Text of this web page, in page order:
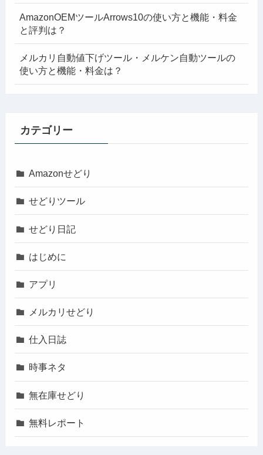
AmazonOEMツールArrows10の使い方と機能・料金
と評判は？
メルカリ自動値下げツール・メルケン自動ツールの
使い方と機能・料金は？
カテゴリー
Amazonせどり
せどりツール
せどり日記
はじめに
アプリ
メルカリせどり
仕入日誌
時事ネタ
無在庫せどり
無料レポート